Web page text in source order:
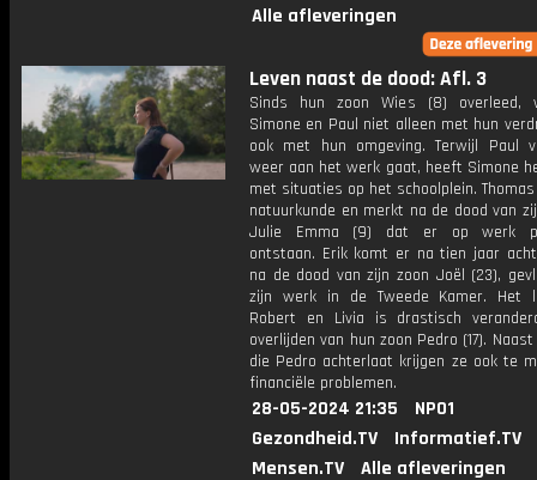
Alle afleveringen
Leven naast de dood: Afl. 3
Sinds hun zoon Wies (8) overleed,
Simone en Paul niet alleen met hun
ook met hun omgeving. Terwijl Paul
weer aan het werk gaat, heeft Simone
met situaties op het schoolplein.
natuurkunde en merkt na de dood van
Julie Emma (9) dat er op werk
ontstaan. Erik komt er na tien jaar
na de dood van zijn zoon Joël (23),
zijn werk in de Tweede Kamer. Het
Robert en Livia is drastisch
overlijden van hun zoon Pedro (17).
die Pedro achterlaat krijgen ze ook te
financiële problemen.
28-05-2024 21:35
NPO1
Gezondheid.TV
Informatief.TV
Mensen.TV
Alle afleveringen